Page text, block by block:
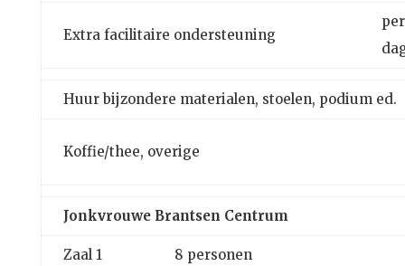
Extra facilitaire ondersteuning
per
Huur bijzondere materialen, stoelen, podium ed.
Koffie/thee, overige
Jonkvrouwe Brantsen Centrum
Zaal 1 8 personen